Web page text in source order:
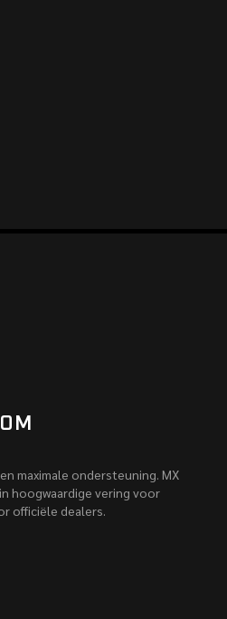
maximale ondersteuning. MX
hoogwaardige vering voor
officiële dealers.